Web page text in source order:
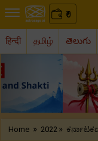
₹
0
हिन्दी தமிழ் తెలుగు
Previous
Home » 2022 »